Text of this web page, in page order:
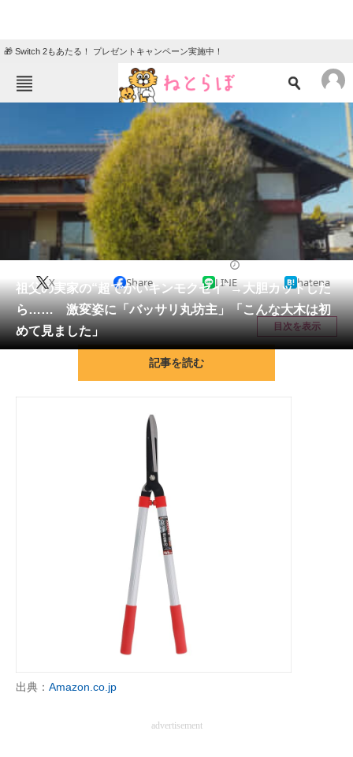
🎁 Switch 2もあたる！ プレゼントキャンペーン実施中！
ニュース
クイズ
グルメ 地域
教育・育児
リサーチ
会員記事
メディア
注目記事を集めた総合ページ
スマホと通信の最新トレンド
進化するPCとデバイスの未来
好きが集まる 比べて選べる
ビジネスと働き方のヒント
AI活用のいまが分かる
企業ITのトレンドを詳説
経営リーダーのコミュニティ
マーケ×ITの今がよく分かる
ITエンジニア向け専門サイト
企業向けIT製品の総合サイト
祖父の実家の“超でかいキンモクセイ”→大胆カットした
ら…… 激変姿に「バッサリ丸坊主」「こんな大木は初
めて見ました」
X Share LINE hatena
目次を表示
記事を読む
出典： Amazon.co.jp
advertisement